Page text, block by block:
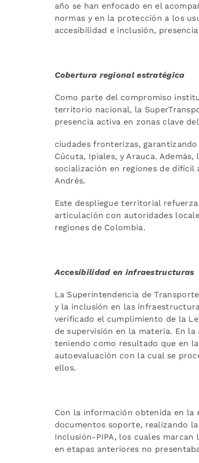
año se han enfocado en el
normas y en la protección a los
accesibilidad e inclusión,
Cobertura regional estratégica
Como parte del compromiso
territorio nacional, la
presencia activa en zonas clave
ciudades fronterizas,
Cúcuta, Ipiales, y Arauca.
socialización en regiones de difícil
Andrés.
Este despliegue territorial
articulación con autoridades
regiones de Colombia.
Accesibilidad en infraestructuras
La Superintendencia de
y la inclusión en las
verificado el cumplimiento de la
de supervisión en la materia. En
teniendo como resultado que en
autoevaluación con la cual se
ellos.
Con la información obtenida en la
documentos soporte, realizando
Inclusión-PIPA, los cuales
en etapas anteriores no